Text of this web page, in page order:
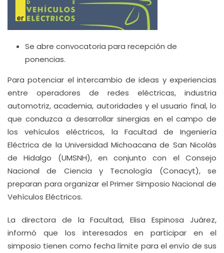
Se abre convocatoria para recepción de
ponencias.
Para potenciar el intercambio de ideas y experiencias
entre operadores de redes eléctricas, industria
automotriz, academia, autoridades y el usuario final, lo
que conduzca a desarrollar sinergias en el campo de
los vehículos eléctricos, la Facultad de Ingeniería
Eléctrica de la Universidad Michoacana de San Nicolás
de Hidalgo (UMSNH), en conjunto con el Consejo
Nacional de Ciencia y Tecnología (Conacyt), se
preparan para organizar el Primer Simposio Nacional de
Vehículos Eléctricos.
La directora de la Facultad, Elisa Espinosa Juárez,
informó que los interesados en participar en el
simposio tienen como fecha límite para el envío de sus